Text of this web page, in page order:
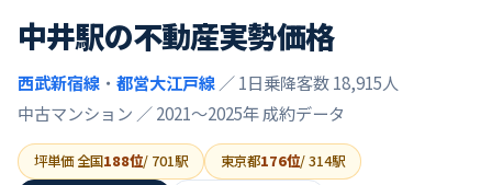
中井駅の不動産実勢価格
西武新宿線 ・ 都営大江戸線 ／ 1日乗降客数 18,915人
中古マンション ／2021〜2025年成約データ
坪単価 全国188位/ 701駅 東京都176位/314駅